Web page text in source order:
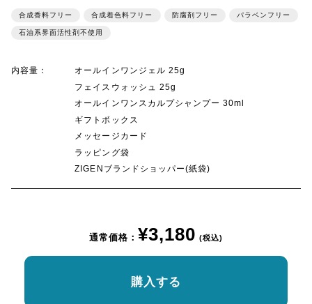
合成香料フリー 合成着色料フリー 防腐剤フリー パラベンフリー
石油系界面活性剤不使用
内容量：
オールインワンジェル 25g
フェイスウォッシュ 25g
オールインワンスカルプシャンプー 30ml
ギフトボックス
メッセージカード
ラッピング袋
ZIGENブランドショッパー(紙袋)
通常価格： ¥3,180 (税込)
購入する